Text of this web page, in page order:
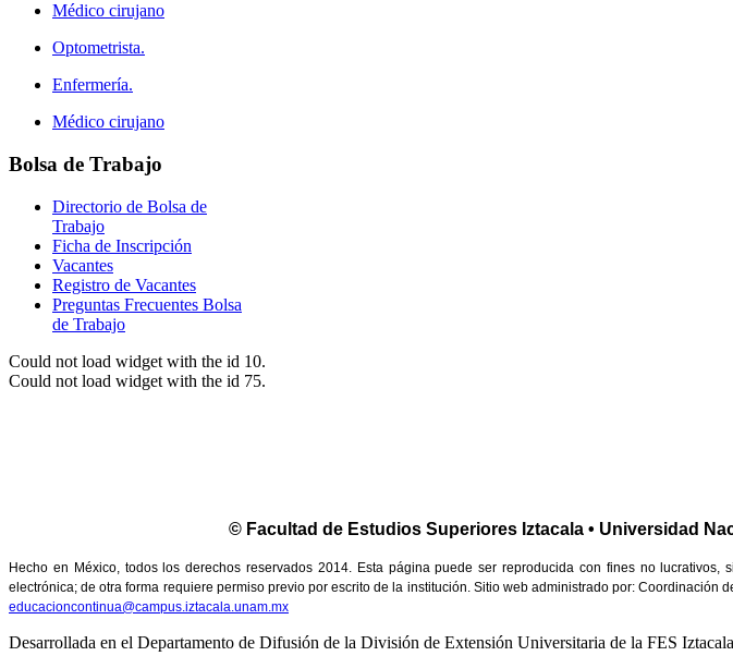
Médico cirujano
Optometrista.
Enfermería.
Médico cirujano
Bolsa de Trabajo
Directorio de Bolsa de
Trabajo
Ficha de Inscripción
Vacantes
Registro de Vacantes
Preguntas Frecuentes Bolsa
de Trabajo
Could not load widget with the id 10.
Could not load widget with the id 75.
© Facultad de Estudios Superiores Iztacala • Universidad
Hecho en México, todos los derechos reservados 2014. Esta página puede ser reproducida con fines no
electrónica; de otra forma requiere permiso previo por escrito de la institución. Sitio web administrado por:
educacioncontinua@campus.iztacala.unam.mx
Desarrollada en el Departamento de Difusión de la División de Extensión Universitaria de la FES